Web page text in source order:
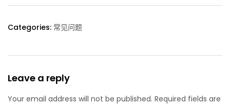
Categories: 常见问题
Leave a reply
Your email address will not be published. Required fields are